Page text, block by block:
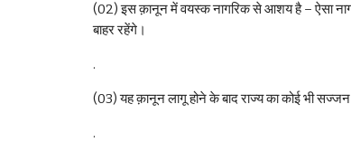
(02) इस क़ानून में वयस्क नागरिक से आशय है – ऐसा
बाहर रहेंगे।
.
(03) यह क़ानून लागू होने के बाद राज्य का कोई भी
.